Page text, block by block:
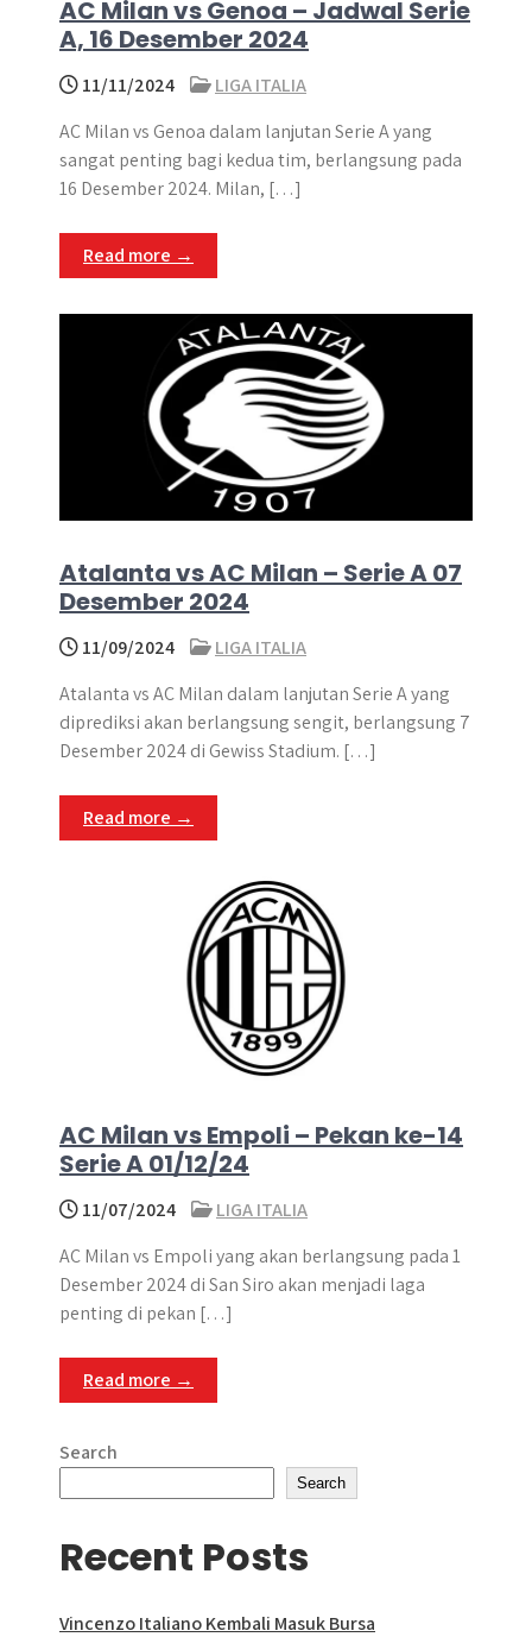
AC Milan vs Genoa – Jadwal Serie
A, 16 Desember 2024
11/11/2024
LIGA ITALIA
AC Milan vs Genoa dalam lanjutan Serie A yang
sangat penting bagi kedua tim, berlangsung pada
16 Desember 2024. Milan, […]
Read more →
Atalanta vs AC Milan – Serie A 07
Desember 2024
11/09/2024
LIGA ITALIA
Atalanta vs AC Milan dalam lanjutan Serie A yang
diprediksi akan berlangsung sengit, berlangsung 7
Desember 2024 di Gewiss Stadium. […]
Read more →
AC Milan vs Empoli – Pekan ke-14
Serie A 01/12/24
11/07/2024
LIGA ITALIA
AC Milan vs Empoli yang akan berlangsung pada 1
Desember 2024 di San Siro akan menjadi laga
penting di pekan […]
Read more →
Search
Search
Recent Posts
Vincenzo Italiano Kembali Masuk Bursa